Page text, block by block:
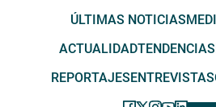
ÚLTIMAS NOTICIAS
ACTUALIDADTENDENCIAS
REPORTAJESENTREVISTAS